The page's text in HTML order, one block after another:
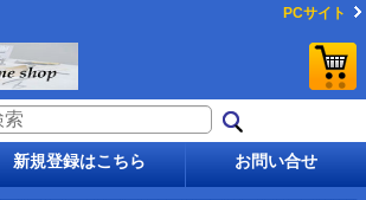
PCサイト
新規登録はこちら お問い合せ